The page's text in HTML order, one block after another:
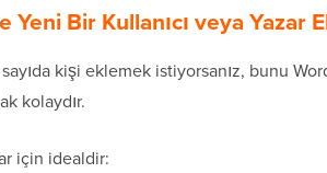
Yeni Bir Kullanıcı veya Yazar
kişi eklemek istiyorsanız, bunu
kolaydır.
için idealdir: